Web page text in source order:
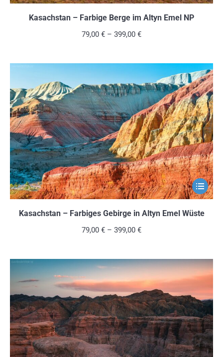
Produkt
weist
Die
Optionen
können
auf
der
gewählt
werden
Kasachstan – Farbige Berge im Altyn Emel NP
79,00 € – 399,00 €
Dieses
Produkt
weist
Die
Optionen
können
auf
der
gewählt
Kasachstan – Farbiges Gebirge in Altyn Emel Wüste
79,00 € – 399,00 €